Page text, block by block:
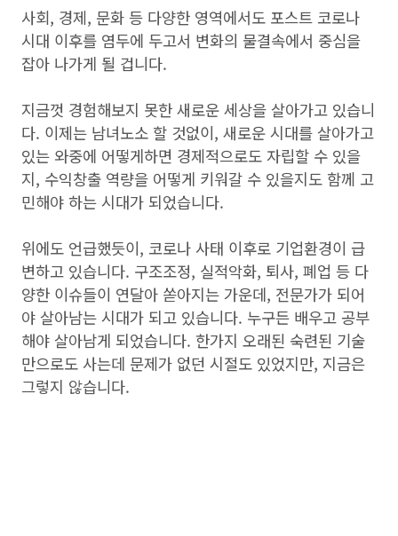
사회, 경제, 문화 등 다양한 영역에서도 포스트 코로나
시대 이후를 염두에 두고서 변화의 물결속에서 중심을
잡아 나가게 될 겁니다.
지금껏 경험해보지 못한 새로운 세상을 살아가고 있습니
다. 이제는 남녀노소 할 것없이, 새로운 시대를 살아가고
있는 와중에 어떻게하면 경제적으로도 자립할 수 있을
지, 수익창출 역량을 어떻게 키워갈 수 있을지도 함께 고
민해야 하는 시대가 되었습니다.
위에도 언급했듯이, 코로나 사태 이후로 기업환경이 급
변하고 있습니다. 구조조정, 실적악화, 퇴사, 폐업 등 다
양한 이슈들이 연달아 쏟아지는 가운데, 전문가가 되어
야 살아남는 시대가 되고 있습니다. 누구든 배우고 공부
해야 살아남게 되었습니다. 한가지 오래된 숙련된 기술
만으로도 사는데 문제가 없던 시절도 있었지만, 지금은
그렇지 않습니다.